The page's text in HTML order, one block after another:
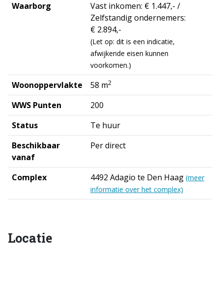
Waarborg
Vast inkomen: € 1.447,- /
Zelfstandig ondernemers:
€ 2.894,-
(Let op: dit is een indicatie,
afwijkende eisen kunnen
voorkomen.)
Woonoppervlakte 58 m2
WWS Punten
200
Status
Te huur
Beschikbaar
vanaf
Per direct
Complex 4492 Adagio te Den Haag (meer
informatie over het complex)
Locatie